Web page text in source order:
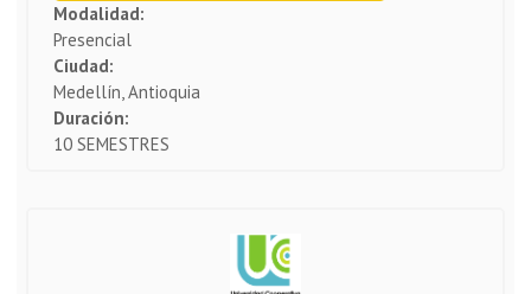
Modalidad:
Presencial
Ciudad:
Medellín, Antioquia
Duración:
10 SEMESTRES